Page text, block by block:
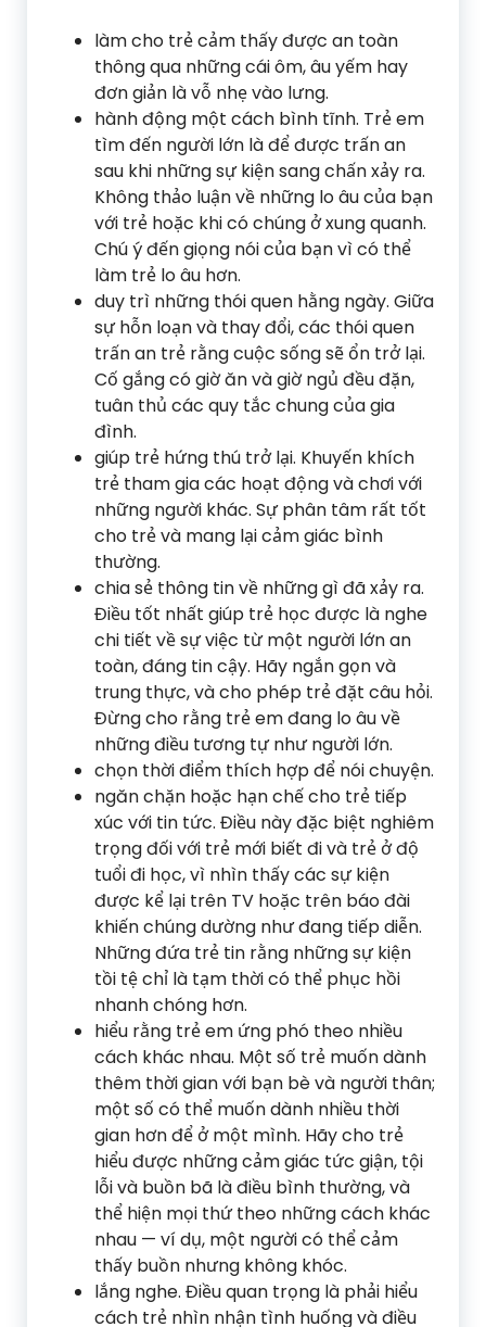
làm cho trẻ cảm thấy được an toàn
thông qua những cái ôm, âu yếm hay
đơn giản là vỗ nhẹ vào lưng.
hành động một cách bình tĩnh. Trẻ em
tìm đến người lớn là để được trấn an
sau khi những sự kiện sang chấn xảy ra.
Không thảo luận về những lo âu của bạn
với trẻ hoặc khi có chúng ở xung quanh.
Chú ý đến giọng nói của bạn vì có thể
làm trẻ lo âu hơn.
duy trì những thói quen hằng ngày. Giữa
sự hỗn loạn và thay đổi, các thói quen
trấn an trẻ rằng cuộc sống sẽ ổn trở lại.
Cố gắng có giờ ăn và giờ ngủ đều đặn,
tuân thủ các quy tắc chung của gia
đình.
giúp trẻ hứng thú trở lại. Khuyến khích
trẻ tham gia các hoạt động và chơi với
những người khác. Sự phân tâm rất tốt
cho trẻ và mang lại cảm giác bình
thường.
chia sẻ thông tin về những gì đã xảy ra.
Điều tốt nhất giúp trẻ học được là nghe
chi tiết về sự việc từ một người lớn an
toàn, đáng tin cậy. Hãy ngắn gọn và
trung thực, và cho phép trẻ đặt câu hỏi.
Đừng cho rằng trẻ em đang lo âu về
những điều tương tự như người lớn.
chọn thời điểm thích hợp để nói chuyện.
ngăn chặn hoặc hạn chế cho trẻ tiếp
xúc với tin tức. Điều này đặc biệt nghiêm
trọng đối với trẻ mới biết đi và trẻ ở độ
tuổi đi học, vì nhìn thấy các sự kiện
được kể lại trên TV hoặc trên báo đài
khiến chúng dường như đang tiếp diễn.
Những đứa trẻ tin rằng những sự kiện
tồi tệ chỉ là tạm thời có thể phục hồi
nhanh chóng hơn.
hiểu rằng trẻ em ứng phó theo nhiều
cách khác nhau. Một số trẻ muốn dành
thêm thời gian với bạn bè và người thân;
một số có thể muốn dành nhiều thời
gian hơn để ở một mình. Hãy cho trẻ
hiểu được những cảm giác tức giận, tội
lỗi và buồn bã là điều bình thường, và
thể hiện mọi thứ theo những cách khác
nhau — ví dụ, một người có thể cảm
thấy buồn nhưng không khóc.
lắng nghe. Điều quan trọng là phải hiểu
cách trẻ nhìn nhận tình huống và điều